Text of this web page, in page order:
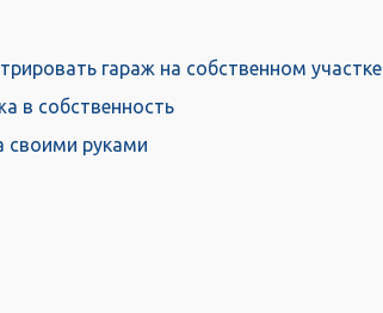
гараж на собственном участке
в собственность
своими руками